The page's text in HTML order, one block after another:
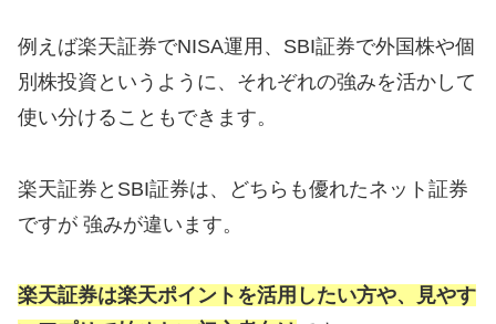
例えば楽天証券でNISA運用、SBI証券で外国株や個
別株投資というように、それぞれの強みを活かして
使い分けることもできます。
楽天証券とSBI証券は、どちらも優れたネット証券
ですが 強みが違います。
楽天証券は楽天ポイントを活用したい方や、見やす